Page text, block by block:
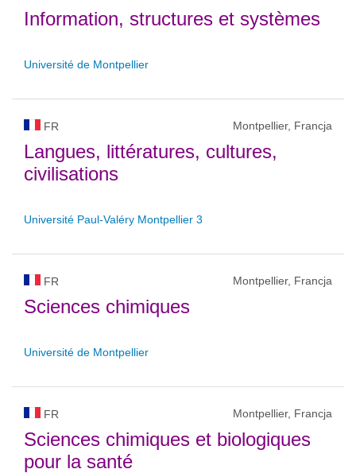
Information, structures et systèmes
Université de Montpellier
FR Montpellier, Francja
Langues, littératures, cultures,
civilisations
Université Paul-Valéry Montpellier 3
FR Montpellier, Francja
Sciences chimiques
Université de Montpellier
FR Montpellier, Francja
Sciences chimiques et biologiques
pour la santé